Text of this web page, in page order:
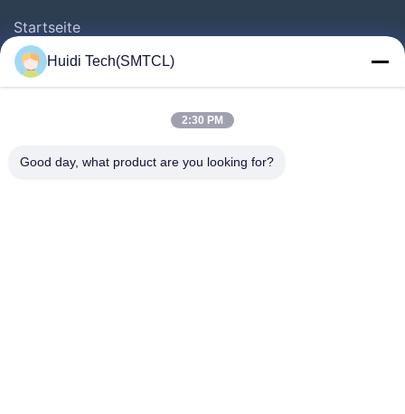
Startseite
Produkte
Videos
Fabrik Tour
Huidi Tech(SMTCL)
2:30 PM
Good day, what product are you looking for?